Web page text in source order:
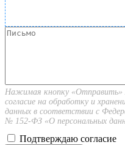
Нажимая кнопку «Отправить»
согласие на обработку и
данных в соответствии с
№ 152-ФЗ «О персональных
Подтверждаю согласие